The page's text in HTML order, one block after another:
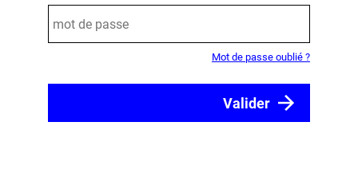
Mot de passe oublié ?